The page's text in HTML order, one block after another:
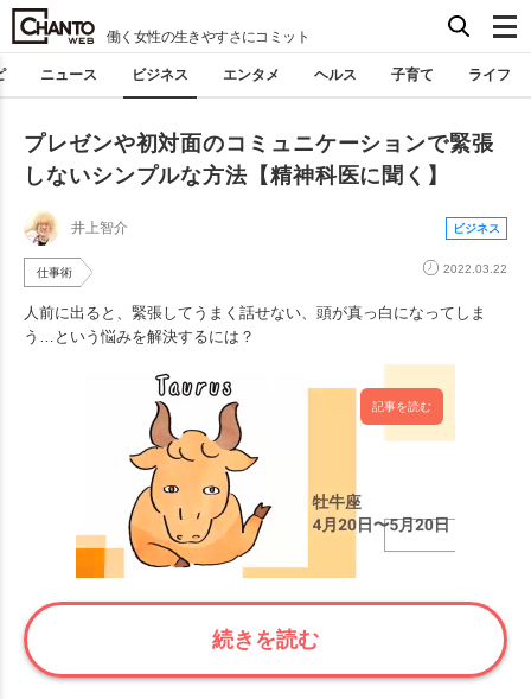
働く女性の生きやすさにコミット
ニュース ビジネス エンタメ ヘルス 子育て ライフ
プレゼンや初対面のコミュニケーションで緊張
しないシンプルな方法【精神科医に聞く】
井上智介 ビジネス
仕事術 2022.03.22
人前に出ると、緊張してうまく話せない、頭が真っ白になってしま
う…という悩みを解決するには？
記事を読む
続きを読む